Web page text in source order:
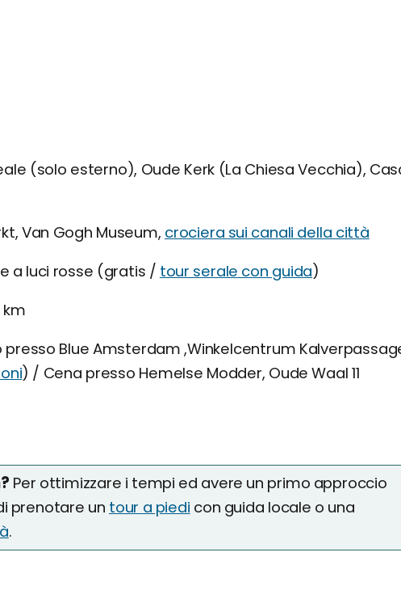
(solo esterno), Oude Kerk (La Chiesa Vecchia),
Van Gogh Museum, crociera sui canali della città
a luci rosse (gratis / tour serale con guida)
km
presso Blue Amsterdam ,Winkelcentrum
) / Cena presso Hemelse Modder, Oude Waal 11
Per ottimizzare i tempi ed avere un primo approccio
prenotare un tour a piedi con guida locale o una
.